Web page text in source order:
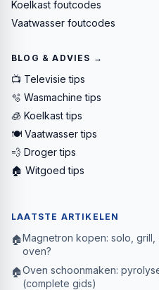
Koelkast foutcodes
Vaatwasser foutcodes
BLOG & ADVIES →
📺 Televisie tips
🫧 Wasmachine tips
🧊 Koelkast tips
🍽️ Vaatwasser tips
💨 Droger tips
🏠 Witgoed tips
LAATSTE ARTIKELEN
🏠Magnetron kopen: solo,
oven?
🏠Oven schoonmaken:
(complete gids)